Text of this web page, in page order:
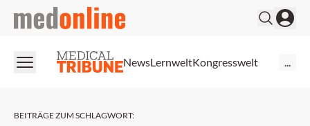
medonline
NewsLernweltKongresswelt
BEITRÄGE ZUM SCHLAGWORT: